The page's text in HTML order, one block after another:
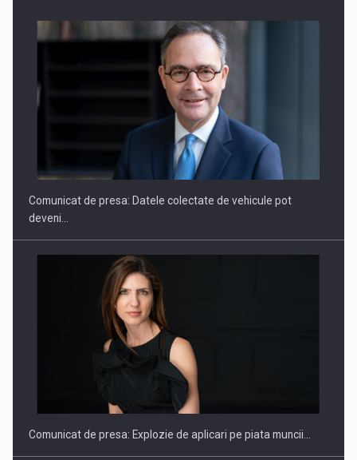
SAPTE PERSONALITATI DIN MEDIUL DE AFACERI, ACADEMIC
Hard Enduro Piatra Craiului 2026, fueled by benzinariile RO…
Comunicat de presa: Datele colectate de vehicule pot
deveni…
Comunicat de presa: Explozie de aplicari pe piata muncii…